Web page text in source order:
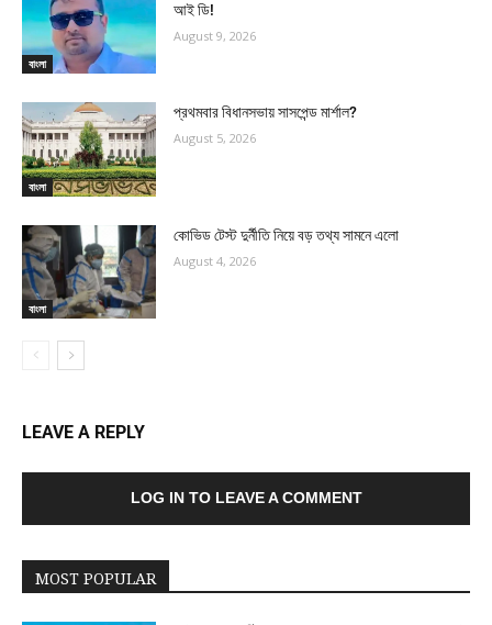
বাংলা
আই ডি!
August 9, 2026
বাংলা
প্রথমবার বিধানসভায় সাসপেন্ড মার্শাল?
August 5, 2026
বাংলা
কোভিড টেস্ট দুর্নীতি নিয়ে বড় তথ্য সামনে এলো
August 4, 2026
LEAVE A REPLY
LOG IN TO LEAVE A COMMENT
MOST POPULAR